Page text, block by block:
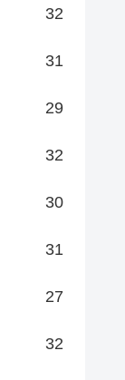
32
31
29
32
30
31
27
32